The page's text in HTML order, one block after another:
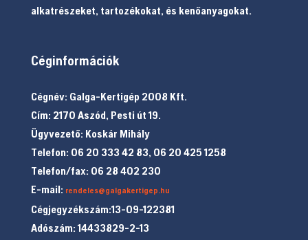
alkatrészeket, tartozékokat, és kenőanyagokat.
Céginformációk
Cégnév: Galga-Kertigép 2008 Kft.
Cím: 2170 Aszód, Pesti út 19.
Ügyvezető: Koskár Mihály
Telefon: 06 20 333 42 83, 06 20 425 1258
Telefon/fax: 06 28 402 230
E-mail: rendeles@galgakertigep.hu
Cégjegyzékszám:13-09-122381
Adószám: 14433829-2-13